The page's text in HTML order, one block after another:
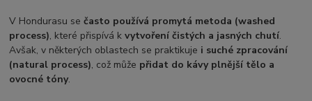
V Hondurasu sečasto používá promytá metoda (washed
process), které přispívá kvytvoření čistých a jasných chutí.
Avšak, v některých oblastech se praktikuje i suché zpracování
(natural process), což může přidat do kávy plnější tělo a
ovocné tóny.